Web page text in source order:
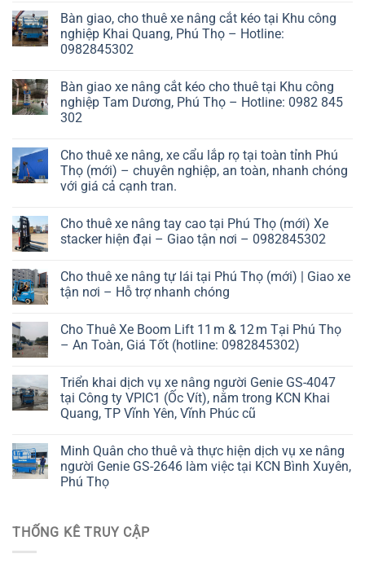
Bàn giao, cho thuê xe nâng cắt kéo tại Khu công
nghiệp Khai Quang, Phú Thọ – Hotline:
0982845302
Bàn giao xe nâng cắt kéo cho thuê tại Khu công
nghiệp Tam Dương, Phú Thọ – Hotline: 0982 845
302
Cho thuê xe nâng, xe cẩu lắp rọ tại toàn tỉnh Phú
Thọ (mới) – chuyên nghiệp, an toàn, nhanh chóng
với giá cả cạnh tran.
Cho thuê xe nâng tay cao tại Phú Thọ (mới) Xe
stacker hiện đại – Giao tận nơi – 0982845302
Cho thuê xe nâng tự lái tại Phú Thọ (mới) | Giao xe
tận nơi – Hỗ trợ nhanh chóng
Cho Thuê Xe Boom Lift 11 m & 12 m Tại Phú Thọ
– An Toàn, Giá Tốt (hotline: 0982845302)
Triển khai dịch vụ xe nâng người Genie GS-4047
tại Công ty VPIC1 (Ốc Vít), nằm trong KCN Khai
Quang, TP Vĩnh Yên, Vĩnh Phúc cũ
Minh Quân cho thuê và thực hiện dịch vụ xe nâng
người Genie GS-2646 làm việc tại KCN Bình Xuyên,
Phú Thọ
THỐNG KÊ TRUY CẬP